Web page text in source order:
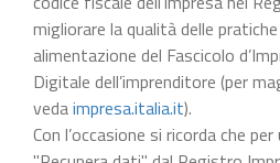
migliorare la qualità delle
alimentazione del Fascicolo
Digitale dell’imprenditore (per
vedaimpresa.italia.it).
Con l’occasione si ricorda che